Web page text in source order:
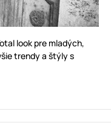
look pre mladých,
trendy a štýly s